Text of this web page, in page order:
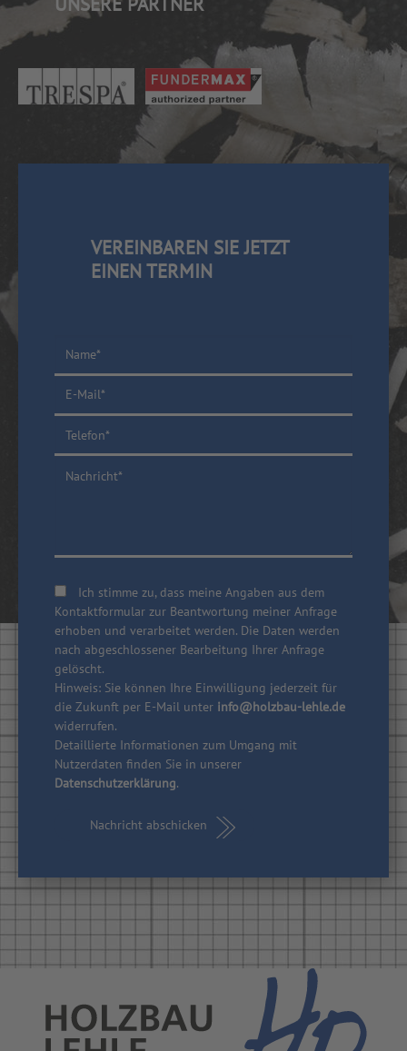
VEREINBAREN SIE JETZT
EINEN TERMIN
Ich stimme zu, dass meine Angaben aus dem
Kontaktformular zur Beantwortung meiner Anfrage
erhoben und verarbeitet werden. Die Daten werden
nach abgeschlossener Bearbeitung Ihrer Anfrage
gelöscht.
Hinweis: Sie können Ihre Einwilligung jederzeit für
die Zukunft per E-Mail unter info@holzbau-lehle.de
widerrufen.
Detaillierte Informationen zum Umgang mit
Nutzerdaten finden Sie in unserer
Datenschutzerklärung.
Nachricht abschicken